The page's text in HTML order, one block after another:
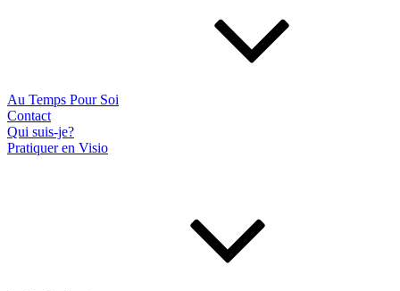
Au Temps Pour Soi
Contact
Qui suis-je?
Pratiquer en Visio